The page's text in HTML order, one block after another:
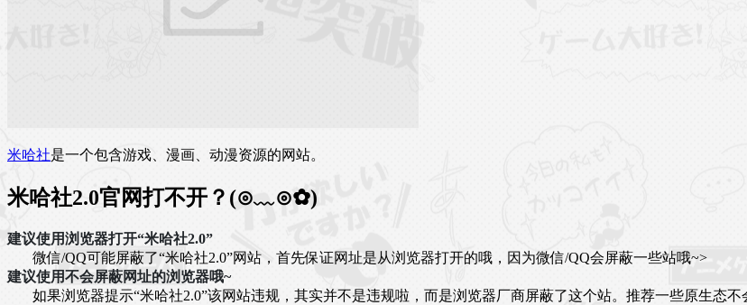
米哈社是一个包含游戏、漫画、动漫资源的网站。
米哈社2.0官网打不开？(⊙﹏⊙✿)
建议使用浏览器打开“米哈社2.0”
微信/QQ可能屏蔽了“米哈社2.0”网站，首先保证网址是从浏览器打开的哦，因为微信/QQ会屏蔽一些站哦~>
建议使用不会屏蔽网址的浏览器哦~
如果浏览器提示“米哈社2.0”该网站违规，其实并不是违规啦，而是浏览器厂商屏蔽了这个站。推荐一些原生态不